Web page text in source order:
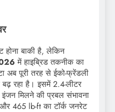
होना बाकी है, लेकिन
में हाइब्रिड तकनीक का
अब पूरी तरह से ईको-फ्रेंडली
रहा है। इसमें 2.4-लीटर
इंजन मिलने की प्रबल संभावना
465 lb-ft का टॉर्क जनरेट